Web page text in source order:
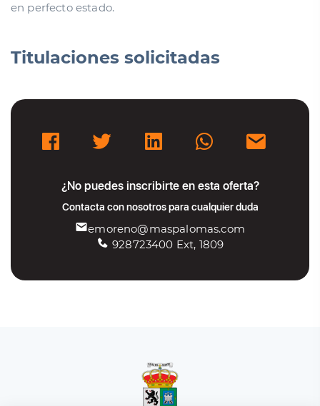
en perfecto estado.
Titulaciones solicitadas
¿No puedes inscribirte en esta oferta?
Contacta con nosotros para cualquier duda
emoreno@maspalomas.com
928723400 Ext, 1809